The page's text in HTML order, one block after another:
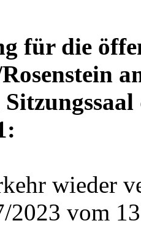
für die
wieder
2023 vom